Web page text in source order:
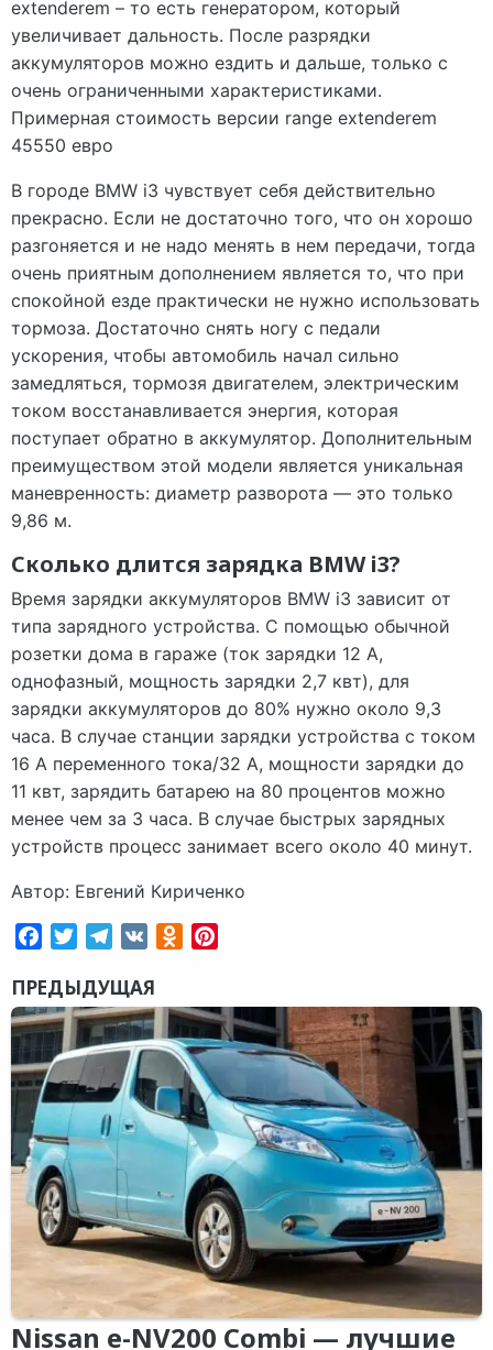
extenderem – то есть генератором, который
увеличивает дальность. После разрядки
аккумуляторов можно ездить и дальше, только с
очень ограниченными характеристиками.
Примерная стоимость версии range extenderem
45550 евро
В городе BMW i3 чувствует себя действительно
прекрасно. Если не достаточно того, что он хорошо
разгоняется и не надо менять в нем передачи, тогда
очень приятным дополнением является то, что при
спокойной езде практически не нужно использовать
тормоза. Достаточно снять ногу с педали
ускорения, чтобы автомобиль начал сильно
замедляться, тормозя двигателем, электрическим
током восстанавливается энергия, которая
поступает обратно в аккумулятор. Дополнительным
преимуществом этой модели является уникальная
маневренность: диаметр разворота — это только
9,86 м.
Сколько длится зарядка BMW i3?
Время зарядки аккумуляторов BMW i3 зависит от
типа зарядного устройства. С помощью обычной
розетки дома в гараже (ток зарядки 12 А,
однофазный, мощность зарядки 2,7 квт), для
зарядки аккумуляторов до 80% нужно около 9,3
часа. В случае станции зарядки устройства с током
16 А переменного тока/32 А, мощности зарядки до
11 квт, зарядить батарею на 80 процентов можно
менее чем за 3 часа. В случае быстрых зарядных
устройств процесс занимает всего около 40 минут.
Автор: Евгений Кириченко
FacebookTwitterTelegram
VK Odnoklassniki
ПРЕДЫДУЩАЯ
Nissan e-NV200 Combi — лучшие